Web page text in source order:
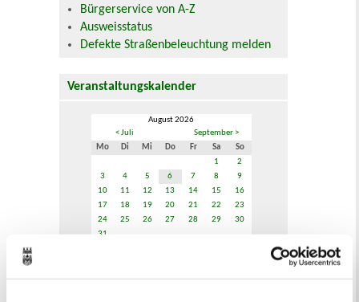
Bürgerservice von A-Z
Ausweisstatus
Defekte Straßenbeleuchtung melden
Veranstaltungskalender
August 2026
< Juli
September >
Mo
Di Mi Do Fr Sa
So
1
2
3
4 5 6 7 8
9
10
11 12 13 14 15
16
17
18 19 20 21 22
23
24
25 26 27 28 29
30
31